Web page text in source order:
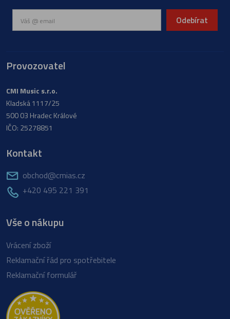
Odebírat
Provozovatel
CMI Music s.r.o.
Kladská 1117/25
500 03 Hradec Králové
IČO: 25278851
Kontakt
obchod@cmias.cz
+420 495 221 391
Vše o nákupu
Vrácení zboží
Reklamační řád pro spotřebitele
Reklamační formulář